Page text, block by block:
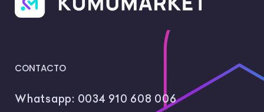
CONTACTO
Whatsapp: 0034 910 608 006